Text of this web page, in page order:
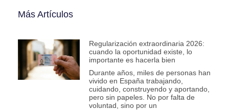
Más Artículos
Regularización extraordinaria 2026:
cuando la oportunidad existe, lo
importante es hacerla bien
Durante años, miles de personas han
vivido en España trabajando,
cuidando, construyendo y aportando,
pero sin papeles. No por falta de
voluntad, sino por un